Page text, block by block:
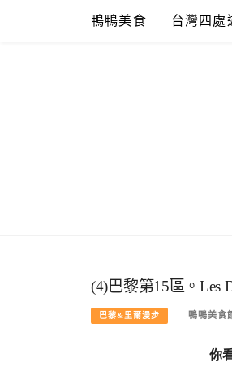
鴨鴨美食 台灣四處
(4)巴黎第15區。Les
巴黎&里爾漫步 鴨鴨美食
你